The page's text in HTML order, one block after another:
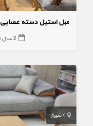
مبل استیل دسته عصایی
2 سال قبل
شیراز